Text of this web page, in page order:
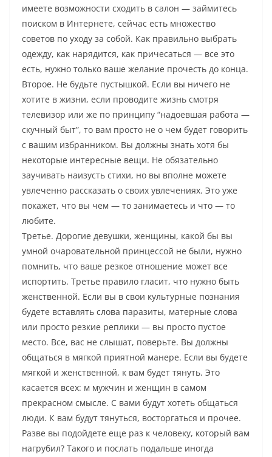
имеете возможности сходить в салон — займитесь
поиском в Интернете, сейчас есть множество
советов по уходу за собой. Как правильно выбрать
одежду, как нарядится, как причесаться — все это
есть, нужно только ваше желание прочесть до конца.
Второе. Не будьте пустышкой. Если вы ничего не
хотите в жизни, если проводите жизнь смотря
телевизор или же по принципу “надоевшая работа —
скучный быт”, то вам просто не о чем будет говорить
с вашим избранником. Вы должны знать хотя бы
некоторые интересные вещи. Не обязательно
заучивать наизусть стихи, но вы вполне можете
увлеченно рассказать о своих увлечениях. Это уже
покажет, что вы чем — то занимаетесь и что — то
любите.
Третье. Дорогие девушки, женщины, какой бы вы
умной очаровательной принцессой не были, нужно
помнить, что ваше резкое отношение может все
испортить. Третье правило гласит, что нужно быть
женственной. Если вы в свои культурные познания
будете вставлять слова паразиты, матерные слова
или просто резкие реплики — вы просто пустое
место. Все, вас не слышат, поверьте. Вы должны
общаться в мягкой приятной манере. Если вы будете
мягкой и женственной, к вам будет тянуть. Это
касается всех: м мужчин и женщин в самом
прекрасном смысле. С вами будут хотеть общаться
люди. К вам будут тянуться, восторгаться и прочее.
Разве вы подойдете еще раз к человеку, который вам
нагрубил? Такого и послать подальше иногда